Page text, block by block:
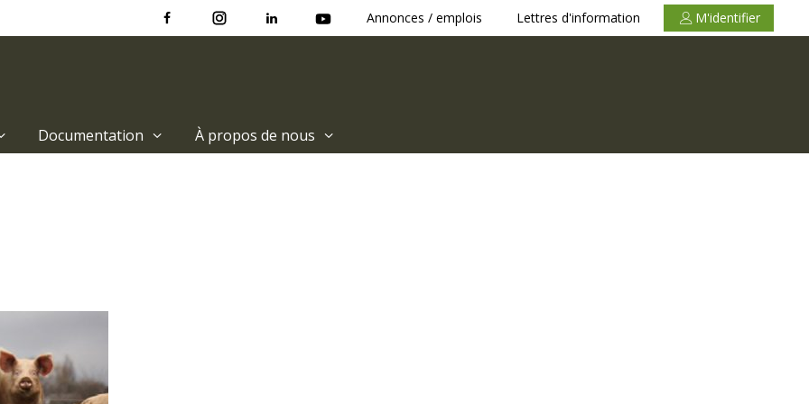
Annonces / emplois Lettres d'information M'identifier
Documentation À propos de nous